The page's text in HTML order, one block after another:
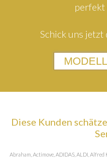
perfekt
Schick uns
Diese Kunden
Abraham, Actimove, ADIDAS, ALDI, Alfred